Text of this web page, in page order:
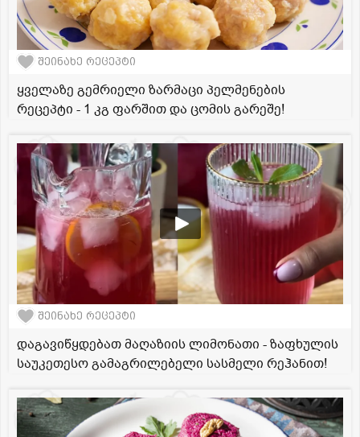
შეინახე რეცეპტი
ყველაზე გემრიელი ზარმაცი პელმენების
რეცეპტი - 1 კგ ფარშით და ცომის გარეშე!
შეინახე რეცეპტი
დაგავიწყდებათ მაღაზიის ლიმონათი - ზაფხულის
საუკეთესო გამაგრილებელი სასმელი რეჰანით!